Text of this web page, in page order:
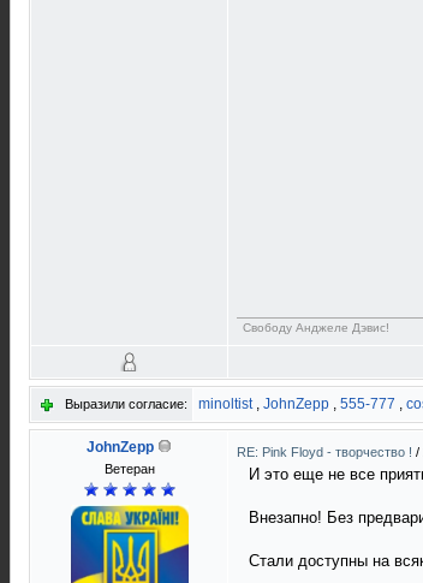
Свободу Анджеле Дэвис!
Выразили согласие: minoltist, JohnZepp , 555-777 ,
JohnZepp
Ветеран
RE: Pink Floyd - творчество ! /
И это еще не все
Внезапно! Без
Стали доступны на